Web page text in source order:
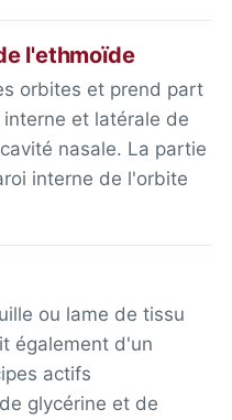
l'ethmoïde
orbites et prend part
et latérale de
nasale. La partie
interne de l'orbite
ou lame de tissu
également d'un
actifs
glycérine et de